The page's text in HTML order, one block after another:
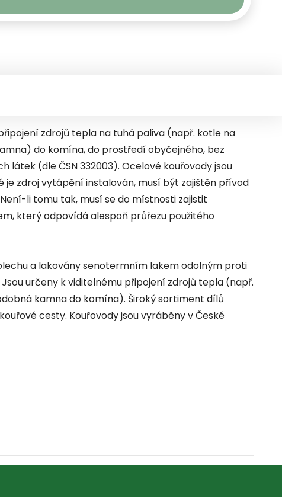
zdrojů tepla na tuhá paliva (např. kotle na
do komína, do prostředí obyčejného, bez
(dle ČSN 332003). Ocelové kouřovody jsou
je zdroj vytápění instalován, musí být zajištěn přívod
li tomu tak, musí se do místnosti zajistit
který odpovídá alespoň průřezu použitého
a lakovány senotermním lakem odolným proti
určeny k viditelnému připojení zdrojů tepla (např.
kamna do komína). Široký sortiment dílů
cesty. Kouřovody jsou vyráběny v České